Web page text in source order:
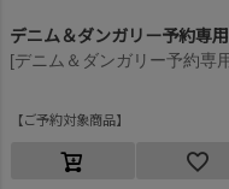
デニム＆ダンガリー予約専用
ご予約対象商品